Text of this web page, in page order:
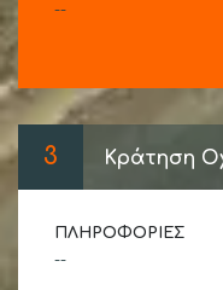
--
3 Κράτηση
ΠΛΗΡΟΦΟΡΊΕΣ
--